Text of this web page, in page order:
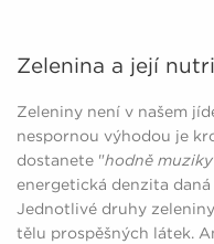
Zelenina a její
Zeleniny není v našem
nespornou výhodou je
dostanete "hodně
energetická denzita daná
Jednotlivé druhy
tělu prospěšných látek.